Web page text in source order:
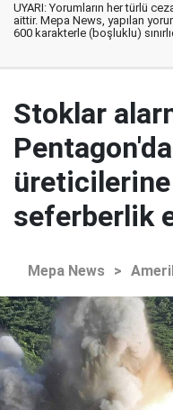
UYARI: Yorumların her türlü
aittir. Mepa News, yapılan
600 karakterle (boşluklu)
Stoklar
seferberlik
Mepa News >